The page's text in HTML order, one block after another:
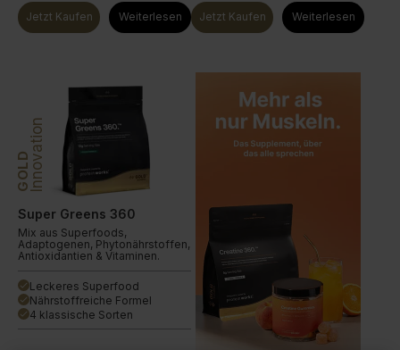
Jetzt Kaufen Weiterlesen Jetzt Kaufen Weiterlesen
GOLDInnovation
Super Greens 360
Mix aus Superfoods,
Adaptogenen, Phytonährstoffen,
Antioxidantien & Vitaminen.
done Leckeres Superfood
done Nährstoffreiche Formel
done 4 klassische Sorten